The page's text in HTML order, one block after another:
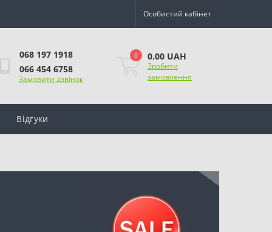
Особистий кабінет
068 197 1918
066 454 6758
Замовити дзвінок
0 0.00 UAH
Зробити
замовлення
Відгуки